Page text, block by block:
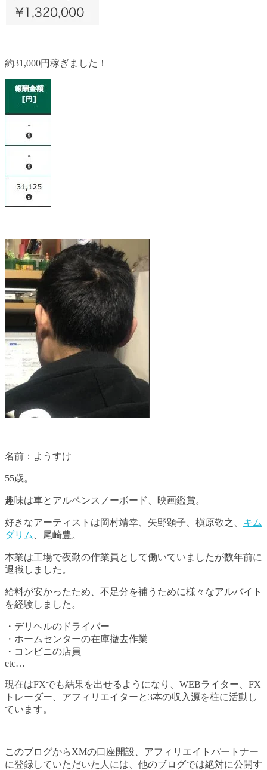
約31,000円稼ぎました！
名前：ようすけ
55歳。
趣味は車とアルペンスノーボード、映画鑑賞。
好きなアーティストは岡村靖幸、矢野顕子、槇原敬之、 キム
ダリム
、尾崎豊。
本業は工場で夜勤の作業員として働いていましたが数年前に
退職しました。
給料が安かったため、不足分を補うために様々なアルバイト
を経験しました。
・デリヘルのドライバー
・ホームセンターの在庫撤去作業
・コンビニの店員
etc…
現在はFXでも結果を出せるようになり、WEBライター、FX
トレーダー、アフィリエイターと3本の収入源を柱に活動し
ています。
このブログからXMの口座開設、アフィリエイトパートナー
に登録していただいた人には、他のブログでは絶対に公開す